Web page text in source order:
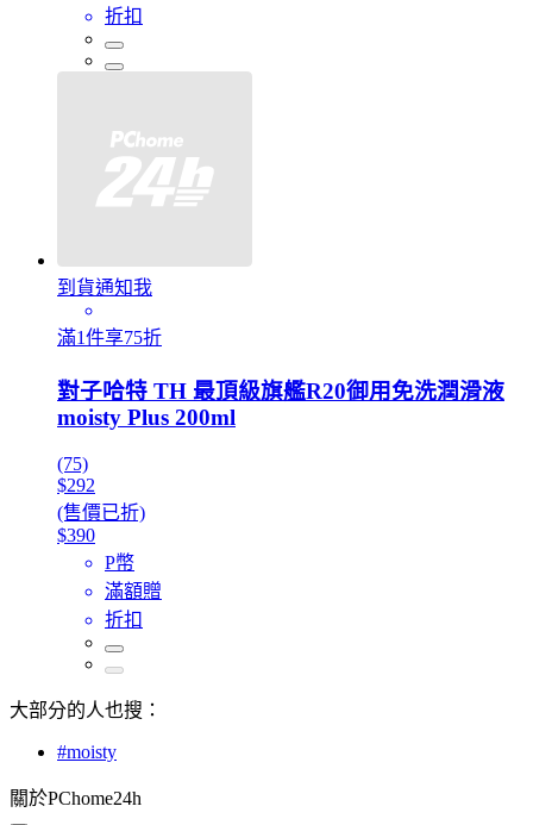
折扣
到貨通知我
滿1件享75折
對子哈特 TH 最頂級旗艦R20御用免洗潤滑液
moisty Plus 200ml
(75)
$292
(售價已折)
$390
P幣
滿額贈
折扣
大部分的人也搜：
#moisty
關於PChome24h